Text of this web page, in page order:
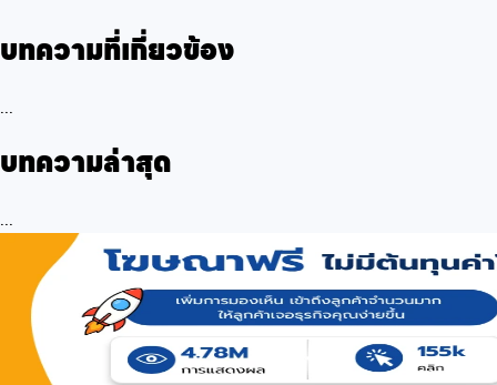
บทความที่เกี่ยวข้อง
...
บทความล่าสุด
...